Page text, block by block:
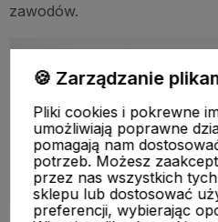
zawodów.
🍪 Zarządzanie
Pliki cookies i pokrewne
umożliwiają poprawne
pomagają nam
potrzeb. Możesz
przez nas wszystkich
sklepu lub dostosować
preferencji, wybierając